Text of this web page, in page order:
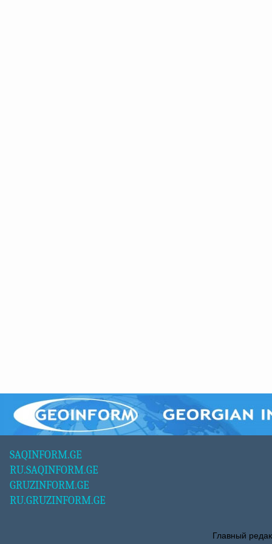
SAQINFORM.GE
RU.SAQINFORM.GE
GRUZINFORM.GE
RU.GRUZINFORM.GE
Главный